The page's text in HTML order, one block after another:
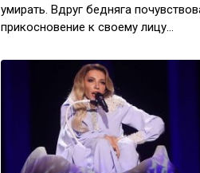
умирать. Вдруг бедняга
прикосновение к своему лицу…